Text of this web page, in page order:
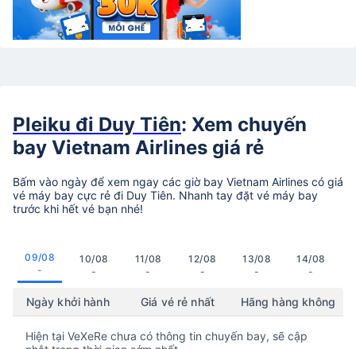
Pleiku đi Duy Tiên: Xem chuyến
bay Vietnam Airlines giá rẻ
Bấm vào ngày để xem ngay các giờ bay Vietnam Airlines có giá
vé máy bay cực rẻ đi Duy Tiên. Nhanh tay đặt vé máy bay
trước khi hết vé bạn nhé!
09/08
-
10/08
-
11/08
-
12/08
-
13/08
-
14/08
-
Ngày khởi hành Giá vé rẻ nhất Hãng hàng không
Hiện tại VeXeRe chưa có thông tin chuyến bay, sẽ cập